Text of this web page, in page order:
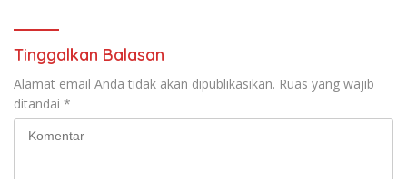
Tinggalkan Balasan
Alamat email Anda tidak akan dipublikasikan. Ruas yang wajib
ditandai *